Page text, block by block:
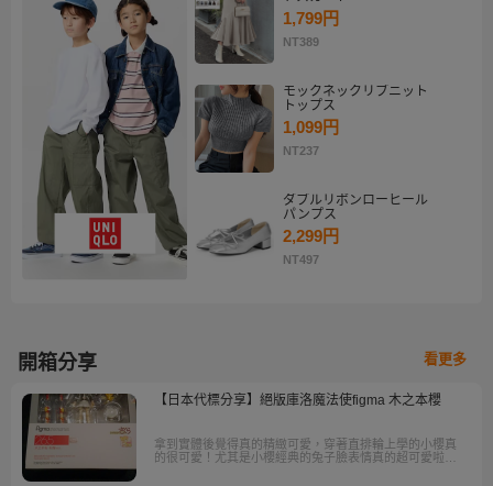
1,799円
NT389
モックネックリブニット
トップス
1,099円
NT237
ダブルリボンローヒール
パンプス
2,299円
NT497
開箱分享 看更多
【日本代標分享】絕版庫洛魔法使figma 木之本櫻
拿到實體後覺得真的精緻可愛，穿著直排輪上學的小櫻真
的很可愛！尤其是小櫻經典的兔子臉表情真的超可愛啦！